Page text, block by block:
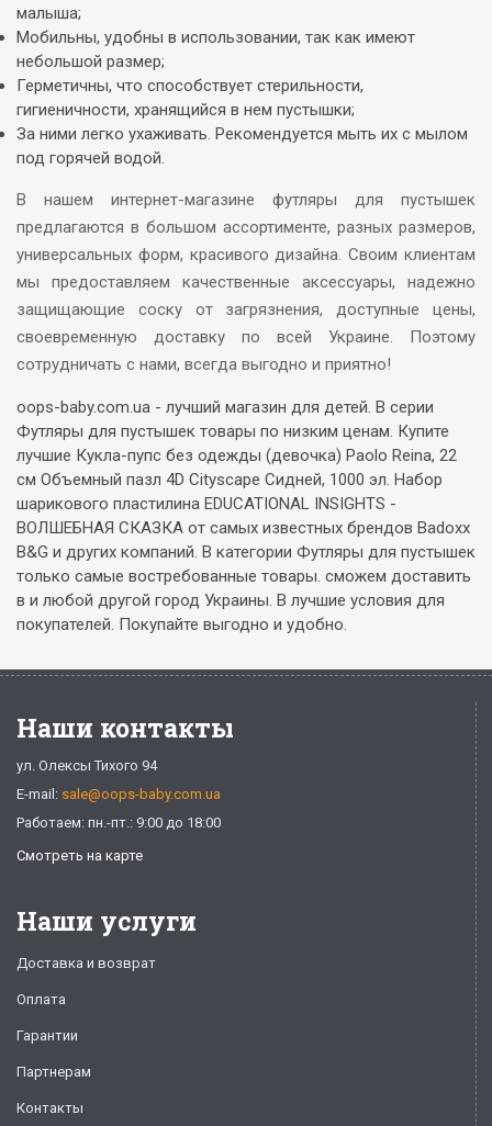
малыша;
Мобильны, удобны в использовании, так как имеют
небольшой размер;
Герметичны, что способствует стерильности,
гигиеничности, хранящийся в нем пустышки;
За ними легко ухаживать. Рекомендуется мыть их с мылом
под горячей водой.
В нашем интернет-магазине футляры для пустышек
предлагаются в большом ассортименте, разных размеров,
универсальных форм, красивого дизайна. Своим клиентам
мы предоставляем качественные аксессуары, надежно
защищающие соску от загрязнения, доступные цены,
своевременную доставку по всей Украине. Поэтому
сотрудничать с нами, всегда выгодно и приятно!
oops-baby.com.ua - лучший магазин для детей. В серии
Футляры для пустышек товары по низким ценам. Купите
лучшие Кукла-пупс без одежды (девочка) Paolo Reina, 22
см Объемный пазл 4D Cityscape Сидней, 1000 эл. Набор
шарикового пластилина EDUCATIONAL INSIGHTS -
ВОЛШЕБНАЯ СКАЗКА от самых известных брендов Badoxx
B&G и других компаний. В категории Футляры для пустышек
только самые востребованные товары. сможем доставить
в и любой другой город Украины. В лучшие условия для
покупателей. Покупайте выгодно и удобно.
Наши контакты
ул. Олексы Тихого 94
E-mail: sale@oops-baby.com.ua
Работаем: пн.-пт.: 9:00 до 18:00
Смотреть на карте
Наши услуги
Доставка и возврат
Оплата
Гарантии
Партнерам
Контакты